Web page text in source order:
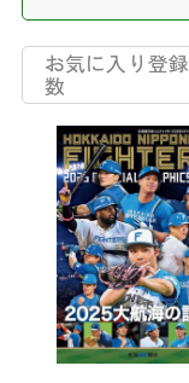
お気に入り登録
数